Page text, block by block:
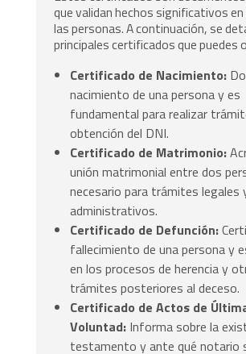
que validan hechos significativos en
las personas. A continuación, se
principales certificados que puedes
Certificado de Nacimiento:
nacimiento de una persona y es
fundamental para realizar
obtención del DNI.
Certificado de Matrimonio:
unión matrimonial entre dos
necesario para trámites legales
administrativos.
Certificado de Defunción:
fallecimiento de una persona y
en los procesos de herencia y
trámites posteriores al deceso.
Certificado de Actos de
Voluntad: Informa sobre la
testamento y ante qué notario